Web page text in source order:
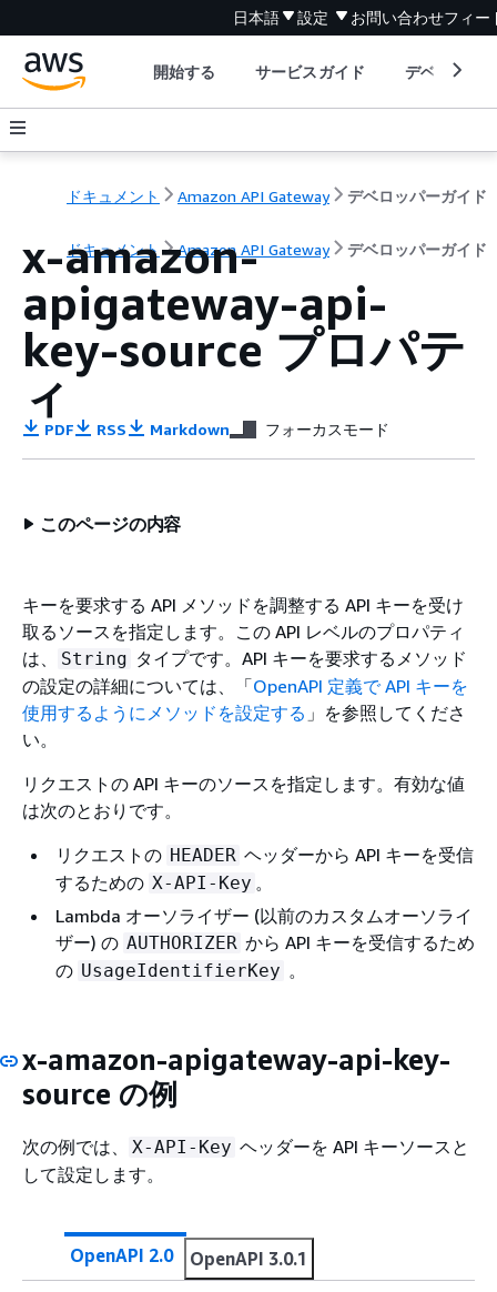
日本語 設定 お問い合わせフィー
開始する サービスガイド デベロッパ
ドキュメント Amazon API Gateway デベロッパーガイド
ドキュメント Amazon API Gateway デベロッパーガイド
x-amazon-
apigateway-api-
key-source プロパテ
ィ
PDF RSS Markdown フォーカスモード
このページの内容
キーを要求する API メソッドを調整する API キーを受け
取るソースを指定します。この API レベルのプロパティ
は、
String タイプです。API キーを要求するメソッド
の設定の詳細については、「OpenAPI 定義で API キーを
使用するようにメソッドを設定する 」を参照してくださ
い。
リクエストの API キーのソースを指定します。有効な値
は次のとおりです。
リクエストの HEADER ヘッダーから API キーを受信
するための X-API-Key 。
Lambda オーソライザー (以前のカスタムオーソライ
ザー) の AUTHORIZER から API キーを受信するため
の UsageIdentifierKey 。
x-amazon-apigateway-api-key-
source の例
次の例では、 X-API-Key ヘッダーを API キーソースと
して設定します。
OpenAPI 2.0 OpenAPI 3.0.1